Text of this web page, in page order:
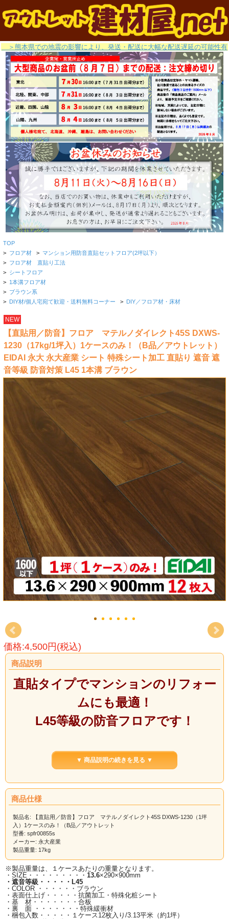
＞熊本県での地震の影響により、発送・配送に大幅な配送遅延の可能性有
TOP
> フロア材 > マンション用防音直貼セットフロア(2坪以下）
> フロア材 直貼り工法
> シートフロア
> 1本溝フロア材
> ブラウン系
> DIY材/個人宅宛て歓迎・送料無料コーナー > DIY／フロア材・床材
NEW
【直貼用／防音】フロア マテルノダイレクト45S DXWS-
1230（17kg/1坪入）1ケースのみ！（B品／アウトレット）
EIDAI 永大 永大産業 シート 特殊シート加工 直貼り 遮音 遮
音等級 防音対策 L45 1本溝 ブラウン
価格:4,500円(税込)
商品説明
直貼タイプでマンションのリフォー
ムにも最適！
L45等級の防音フロアです！
こちらの商品は1ケース（約1坪）の
■■■お届けについて■■■
お届けは、一階の軒先渡しとなります。
屋内への荷運びはお受け致しかねますので、荷受けのご用意をお願いいたしま
す。
ドライバーは、原則、一人での配送となりますので、ご理解くださいませ。
▼ 商品説明の続きを見る ▼
商品仕様
製品名: 【直貼用／防音】フロア マテルノダイレクト45S DXWS-1230（1坪
入）1ケースのみ！（B品／アウトレット
型番: spfr00855s
メーカー: 永大産業
製品重量: 17kg
※製品重量は、１ケースあたりの重量となります。
・SIZE・・・・・・・・・ 13.6×290×900mm
・遮音等級・・・・・L45
・COLOR ・・・・・・ブラウン
・表面仕上げ・・・・・抗菌加工・特殊化粧シート
・基 材・・・・・・・合板
・裏 面 ・・・・・・・特殊緩衝材
・梱包入数・・・・・１ケース12枚入り/3.13平米（約1坪）